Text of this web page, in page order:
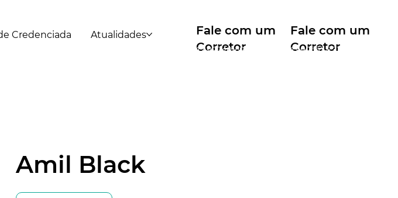
Credenciada Atualidades
Fale com um
Corretor
11 99553-7374
Fale com um
Corretor
12 99740-6958
Amil Black